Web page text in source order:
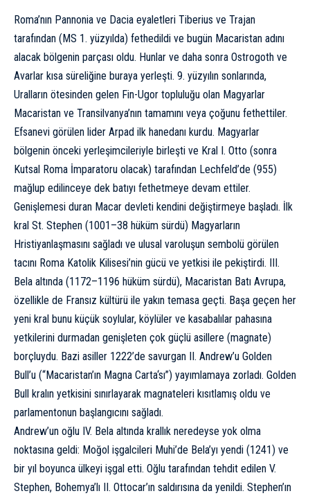
Roma’nın Pannonia ve Dacia eyaletleri Tiberius ve Trajan
tarafından (MS 1. yüzyılda) fethedildi ve bugün Macaristan adını
alacak bölgenin parçası oldu. Hunlar ve daha sonra Ostrogoth ve
Avarlar kısa süreliğine buraya yerleşti. 9. yüzyılın sonlarında,
Uralların ötesinden gelen Fin-Ugor topluluğu olan Magyarlar
Macaristan ve Transilvanya’nın tamamını veya çoğunu fethettiler.
Efsanevi görülen lider Arpad ilk hanedanı kurdu. Magyarlar
bölgenin önceki yerleşimcileriyle birleşti ve Kral I. Otto (sonra
Kutsal Roma İmparatoru olacak) tarafından Lechfeld’de (955)
mağlup edilinceye dek batıyı fethetmeye devam ettiler.
Genişlemesi duran Macar devleti kendini değiştirmeye başladı. İlk
kral St. Stephen (1001–38 hüküm sürdü) Magyarların
Hristiyanlaşmasını sağladı ve ulusal varoluşun sembolü görülen
tacını Roma Katolik Kilisesi’nin gücü ve yetkisi ile pekiştirdi. III.
Bela altında (1172–1196 hüküm sürdü), Macaristan Batı Avrupa,
özellikle de Fransız kültürü ile yakın temasa geçti. Başa geçen her
yeni kral bunu küçük soylular, köylüler ve kasabalılar pahasına
yetkilerini durmadan genişleten çok güçlü asillere (magnate)
borçluydu. Bazi asiller 1222’de savurgan II. Andrew’u Golden
Bull’u (“Macaristan’ın Magna Carta‘sı”) yayımlamaya zorladı. Golden
Bull kralın yetkisini sınırlayarak magnateleri kısıtlamış oldu ve
parlamentonun başlangıcını sağladı.
Andrew’un oğlu IV. Bela altında krallık neredeyse yok olma
noktasına geldi: Moğol işgalcileri Muhi’de Bela’yı yendi (1241) ve
bir yıl boyunca ülkeyi işgal etti. Oğlu tarafından tehdit edilen V.
Stephen, Bohemya’lı II. Ottocar’ın saldırısına da yenildi. Stephen’ın